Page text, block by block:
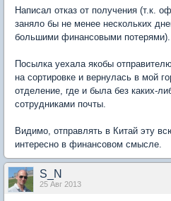
Написал отказ от получения (т.к.
заняло бы не менее нескольких
большими финансовыми потерями).
Посылка уехала якобы
на сортировке и вернулась в мой
отделение, где и была без каких-
сотрудниками почты.
Видимо, отправлять в Китай эту
интересно в финансовом смысле.
S_N
25 Авг 2013